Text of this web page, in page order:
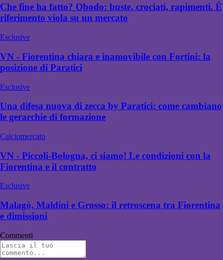
Che fine ha fatto? Obodo: buste, crociati, rapimenti. È
riferimento viola su un mercato
Esclusive
VN - Fiorentina chiara e inamovibile con Fortini: la
posizione di Paratici
Esclusive
Una difesa nuova di zecca by Paratici: come cambiano
le gerarchie di formazione
Calciomercato
VN - Piccoli-Bologna, ci siamo! Le condizioni con la
Fiorentina e il contratto
Esclusive
Malagò, Maldini e Grosso: il retroscena tra Fiorentina
e dimissioni
Commenti